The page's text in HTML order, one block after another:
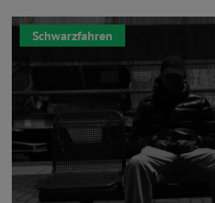
Schwarzfahren